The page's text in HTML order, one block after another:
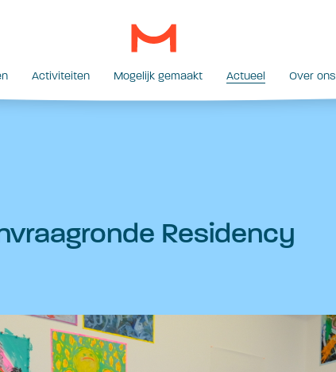
Activiteiten Mogelijk gemaakt Actueel Over ons
Residency